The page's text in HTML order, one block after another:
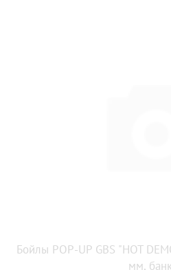
Бойлы POP-UP GBS "HOT
мм,